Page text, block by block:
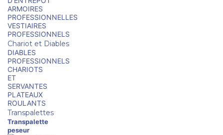
ARMOIRES
PROFESSIONNELLES
VESTIAIRES
PROFESSIONNELS
Chariot et Diables
DIABLES
PROFESSIONNELS
CHARIOTS
ET
SERVANTES
PLATEAUX
ROULANTS
Transpalettes
Transpalette
peseur